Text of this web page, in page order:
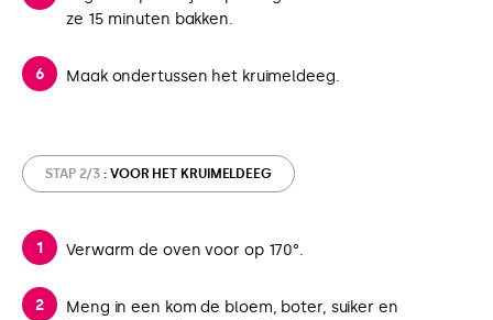
ze 15 minuten bakken.
Maak ondertussen het kruimeldeeg.
STAP 2/3 : VOOR HET KRUIMELDEEG
Verwarm de oven voor op 170°.
Meng in een kom de bloem, boter, suiker en